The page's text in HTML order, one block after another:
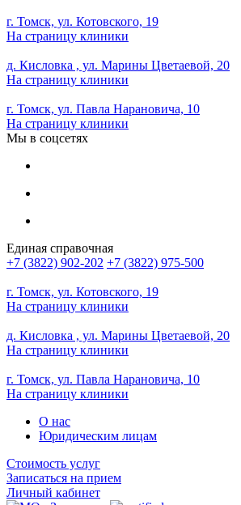
г. Томск, ул. Котовского, 19
На страницу клиники
д. Кисловка , ул. Марины Цветаевой, 20
На страницу клиники
г. Томск, ул. Павла Нарановича, 10
На страницу клиники
Мы в соцсетях
Единая справочная
+7 (3822) 902-202 +7 (3822) 975-500
г. Томск, ул. Котовского, 19
На страницу клиники
д. Кисловка , ул. Марины Цветаевой, 20
На страницу клиники
г. Томск, ул. Павла Нарановича, 10
На страницу клиники
О нас
Юридическим лицам
Стоимость услуг
Записаться на прием
Личный кабинет